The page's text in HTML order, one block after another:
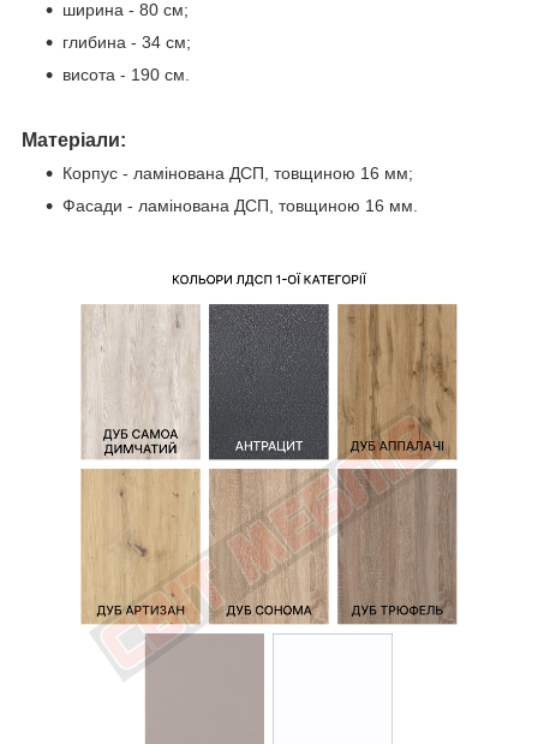
ширина - 80 см;
глибина - 34 см;
висота - 190 см.
Матеріали:
Корпус - ламінована ДСП, товщиною 16 мм;
Фасади - ламінована ДСП, товщиною 16 мм.